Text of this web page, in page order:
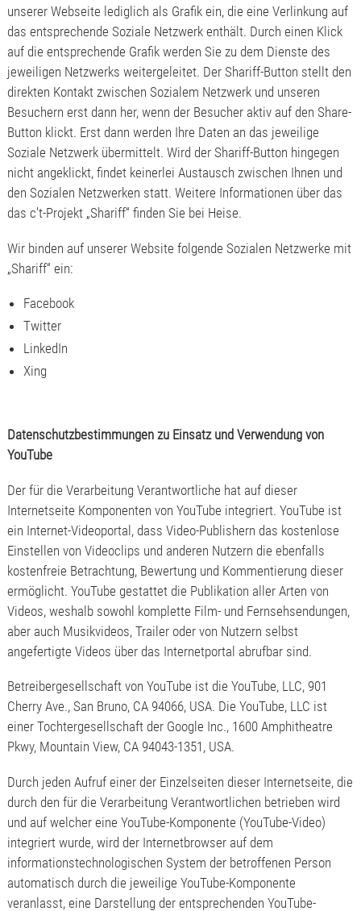
unserer Webseite lediglich als Grafik ein, die eine Verlinkung auf
das entsprechende Soziale Netzwerk enthält. Durch einen Klick
auf die entsprechende Grafik werden Sie zu dem Dienste des
jeweiligen Netzwerks weitergeleitet. Der Shariff-Button stellt den
direkten Kontakt zwischen Sozialem Netzwerk und unseren
Besuchern erst dann her, wenn der Besucher aktiv auf den Share-
Button klickt. Erst dann werden Ihre Daten an das jeweilige
Soziale Netzwerk übermittelt. Wird der Shariff-Button hingegen
nicht angeklickt, findet keinerlei Austausch zwischen Ihnen und
den Sozialen Netzwerken statt. Weitere Informationen über das
das c’t-Projekt „Shariff“ finden Sie bei Heise.
Wir binden auf unserer Website folgende Sozialen Netzwerke mit
„Shariff“ ein:
Facebook
Twitter
LinkedIn
Xing
Datenschutzbestimmungen zu Einsatz und Verwendung von
YouTube
Der für die Verarbeitung Verantwortliche hat auf dieser
Internetseite Komponenten von YouTube integriert. YouTube ist
ein Internet-Videoportal, dass Video-Publishern das kostenlose
Einstellen von Videoclips und anderen Nutzern die ebenfalls
kostenfreie Betrachtung, Bewertung und Kommentierung dieser
ermöglicht. YouTube gestattet die Publikation aller Arten von
Videos, weshalb sowohl komplette Film- und Fernsehsendungen,
aber auch Musikvideos, Trailer oder von Nutzern selbst
angefertigte Videos über das Internetportal abrufbar sind.
Betreibergesellschaft von YouTube ist die YouTube, LLC, 901
Cherry Ave., San Bruno, CA 94066, USA. Die YouTube, LLC ist
einer Tochtergesellschaft der Google Inc., 1600 Amphitheatre
Pkwy, Mountain View, CA 94043-1351, USA.
Durch jeden Aufruf einer der Einzelseiten dieser Internetseite, die
durch den für die Verarbeitung Verantwortlichen betrieben wird
und auf welcher eine YouTube-Komponente (YouTube-Video)
integriert wurde, wird der Internetbrowser auf dem
informationstechnologischen System der betroffenen Person
automatisch durch die jeweilige YouTube-Komponente
veranlasst, eine Darstellung der entsprechenden YouTube-